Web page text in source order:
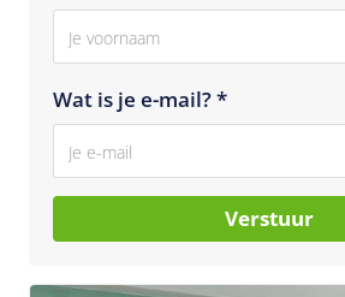
Wat is je e-mail? *
Verstuur